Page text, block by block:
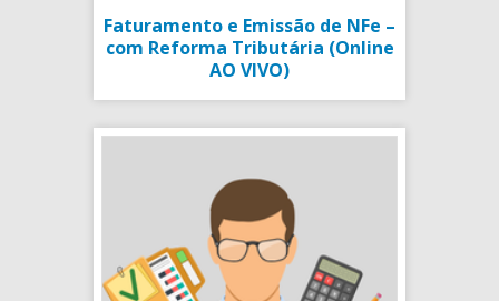
Faturamento e Emissão de NFe –
com Reforma Tributária (Online
AO VIVO)